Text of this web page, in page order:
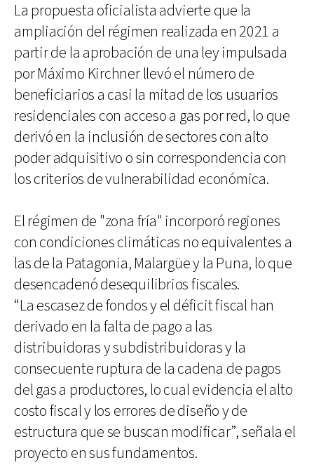
La propuesta oficialista advierte que la
ampliación del régimen realizada en 2021 a
partir de la aprobación de una ley impulsada
por Máximo Kirchner llevó el número de
beneficiarios a casi la mitad de los usuarios
residenciales con acceso a gas por red, lo que
derivó en la inclusión de sectores con alto
poder adquisitivo o sin correspondencia con
los criterios de vulnerabilidad económica.
El régimen de "zona fría" incorporó regiones
con condiciones climáticas no equivalentes a
las de la Patagonia, Malargüe y la Puna, lo que
desencadenó desequilibrios fiscales.
“La escasez de fondos y el déficit fiscal han
derivado en la falta de pago a las
distribuidoras y subdistribuidoras y la
consecuente ruptura de la cadena de pagos
del gas a productores, lo cual evidencia el alto
costo fiscal y los errores de diseño y de
estructura que se buscan modificar”, señala el
proyecto en sus fundamentos.